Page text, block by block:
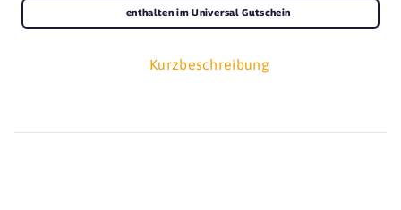
Kurzbeschreibung
enthalten im Universal Gutschein